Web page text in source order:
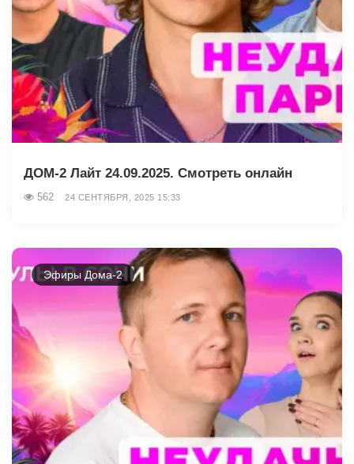
ДОМ-2 Лайт 24.09.2025. Смотреть онлайн
562 24 СЕНТЯБРЯ, 2025 15:33
Эфиры Дома-2